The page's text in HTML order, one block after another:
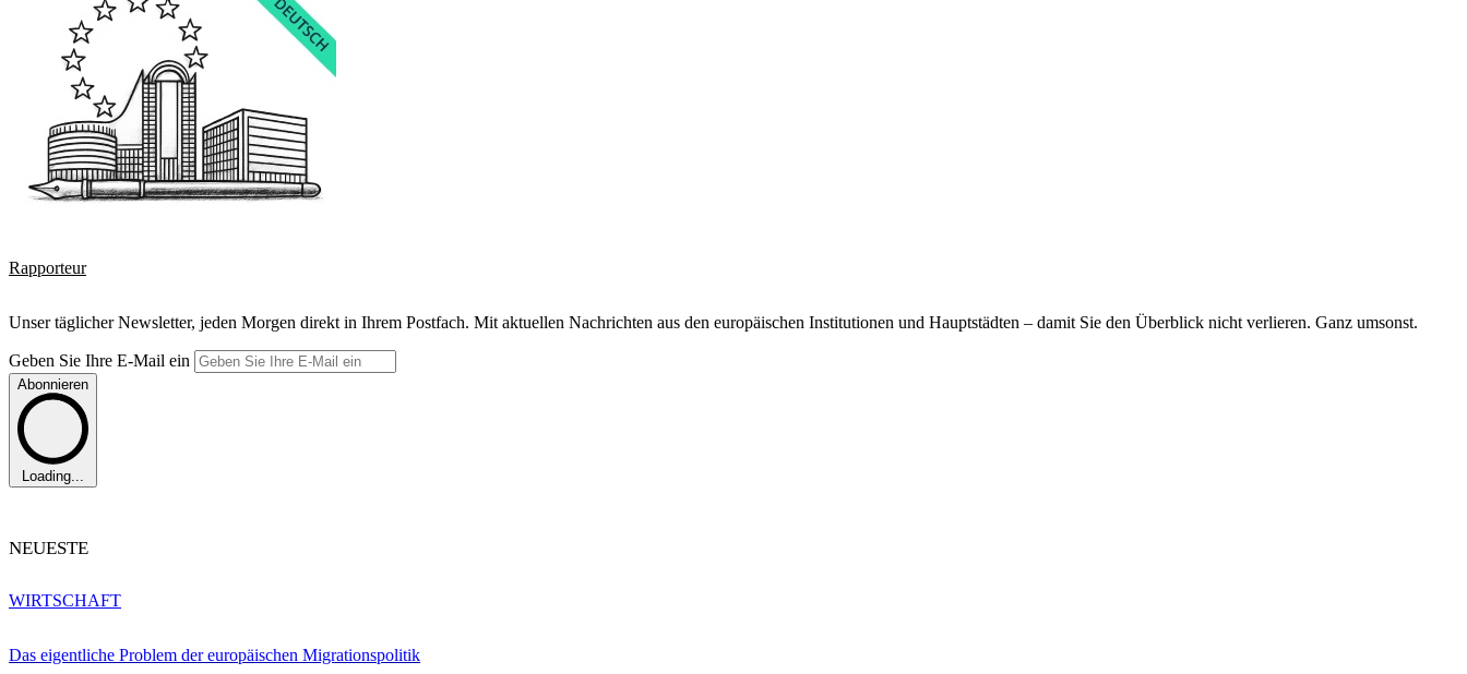
Rapporteur
Unser täglicher Newsletter, jeden Morgen direkt in Ihrem Postfach. Mit aktuellen Nachrichten aus den europäischen Institutionen und Hauptstädten – damit Sie den Überblick nicht verlieren. Ganz umsonst.
Geben Sie Ihre E-Mail ein
Abonnieren
Loading...
NEUESTE
Das eigentliche Problem der europäischen Migrationspolitik
WIRTSCHAFT